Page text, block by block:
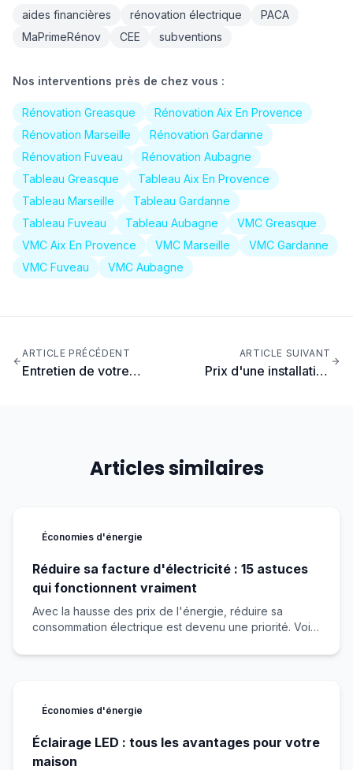
aides financières rénovation électrique
PACA
MaPrimeRénov
CEE subventions
Nos interventions près de chez vous :
Rénovation Greasque
Rénovation Aix En Provence
Rénovation Marseille
Rénovation Gardanne
Rénovation Fuveau
Rénovation Aubagne
Tableau Greasque
Tableau Aix En Provence
Tableau Marseille
Tableau Gardanne
Tableau Fuveau
Tableau Aubagne
VMC Greasque
VMC Aix En Provence
VMC Marseille
VMC Gardanne
VMC Fuveau
VMC Aubagne
ARTICLE PRÉCÉDENT
Entretien de votre
ARTICLE SUIVANT
Prix d'une installation
Articles similaires
Économies d'énergie
Réduire sa facture d'électricité : 15 astuces
qui fonctionnent vraiment
Avec la hausse des prix de l'énergie, réduire sa
consommation électrique est devenu une priorité. Voici
Économies d'énergie
Éclairage LED : tous les avantages pour votre
maison